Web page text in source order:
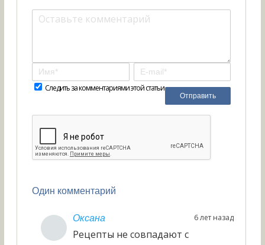
Следить за комментариями этой статьи
Один комментарий
Оксана 6 лет назад
Рецепты не совпадают с